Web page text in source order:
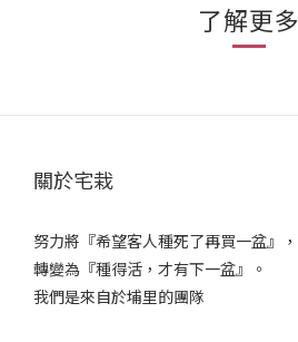
了解更多
關於宅栽
努力將『希望客人種死了再買一盆』，
轉變為『種得活，才有下一盆』。
我們是來自於埔里的團隊